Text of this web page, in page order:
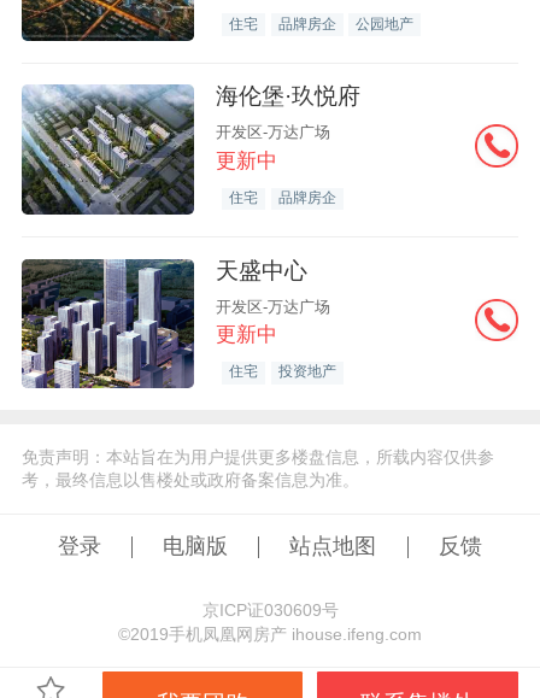
住宅 品牌房企 公园地产
海伦堡·玖悦府
开发区-万达广场
更新中
住宅 品牌房企
天盛中心
开发区-万达广场
更新中
住宅 投资地产
免责声明：本站旨在为用户提供更多楼盘信息，所载内容仅供参
考，最终信息以售楼处或政府备案信息为准。
登录 电脑版 站点地图 反馈
京ICP证030609号
©️2019手机凤凰网房产 ihouse.ifeng.com